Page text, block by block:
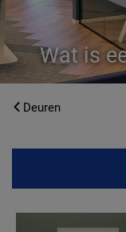
Wat is
Deuren